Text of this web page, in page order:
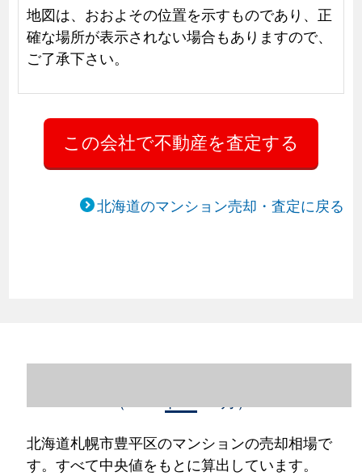
地図は、おおよその位置を示すものであり、正
確な場所が表示されない場合もありますので、
ご了承下さい。
北海道のマンション売却・査定に戻る
北海道札幌市豊平区のマンションの売却相場で
す。すべて中央値をもとに算出しています。